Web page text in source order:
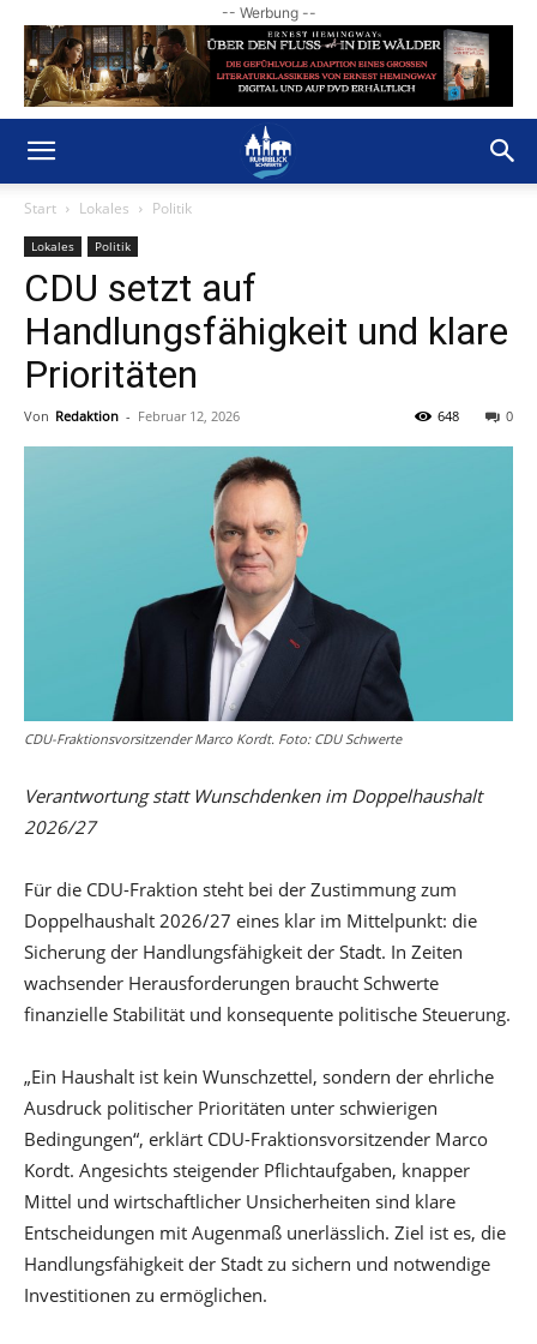
-- Werbung --
Start Lokales Politik
Lokales Politik
CDU setzt auf
Handlungsfähigkeit und klare
Prioritäten
Von Redaktion - Februar 12, 2026 0
648
CDU-Fraktionsvorsitzender Marco Kordt. Foto: CDU Schwerte
Verantwortung statt Wunschdenken im Doppelhaushalt
2026/27
Für die CDU-Fraktion steht bei der Zustimmung zum
Doppelhaushalt 2026/27 eines klar im Mittelpunkt: die
Sicherung der Handlungsfähigkeit der Stadt. In Zeiten
wachsender Herausforderungen braucht Schwerte
finanzielle Stabilität und konsequente politische Steuerung.
„Ein Haushalt ist kein Wunschzettel, sondern der ehrliche
Ausdruck politischer Prioritäten unter schwierigen
Bedingungen“, erklärt CDU-Fraktionsvorsitzender Marco
Kordt. Angesichts steigender Pflichtaufgaben, knapper
Mittel und wirtschaftlicher Unsicherheiten sind klare
Entscheidungen mit Augenmaß unerlässlich. Ziel ist es, die
Handlungsfähigkeit der Stadt zu sichern und notwendige
Investitionen zu ermöglichen.